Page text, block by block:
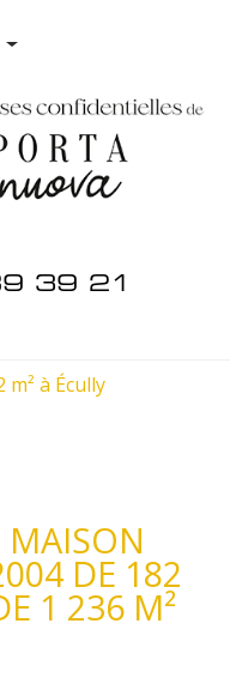
39 21
m² à Écully
MAISON
DE 182
1 236 M²